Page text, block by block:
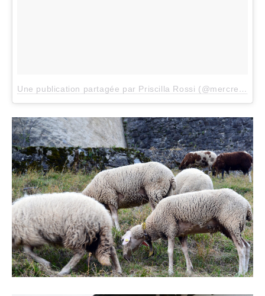
Une publication partagée par Priscilla Rossi (@mercredieblog)